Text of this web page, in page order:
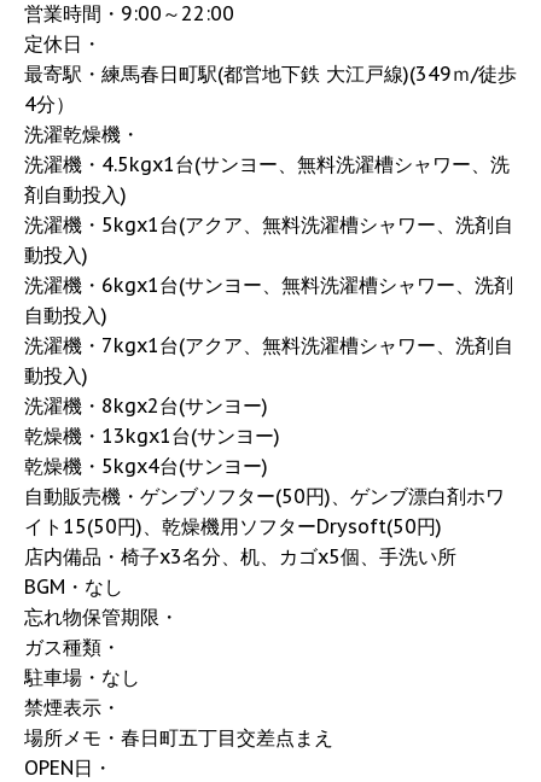
営業時間・9:00～22:00
定休日・
最寄駅・練馬春日町駅(都営地下鉄 大江戸線)(349ｍ/徒歩
4分）
洗濯乾燥機・
洗濯機・4.5kgx1台(サンヨー、無料洗濯槽シャワー、洗
剤自動投入)
洗濯機・5kgx1台(アクア、無料洗濯槽シャワー、洗剤自
動投入)
洗濯機・6kgx1台(サンヨー、無料洗濯槽シャワー、洗剤
自動投入)
洗濯機・7kgx1台(アクア、無料洗濯槽シャワー、洗剤自
動投入)
洗濯機・8kgx2台(サンヨー)
乾燥機・13kgx1台(サンヨー)
乾燥機・5kgx4台(サンヨー)
自動販売機・ゲンブソフター(50円)、ゲンブ漂白剤ホワ
イト15(50円)、乾燥機用ソフターDrysoft(50円)
店内備品・椅子x3名分、机、カゴx5個、手洗い所
BGM・なし
忘れ物保管期限・
ガス種類・
駐車場・なし
禁煙表示・
場所メモ・春日町五丁目交差点まえ
OPEN日・